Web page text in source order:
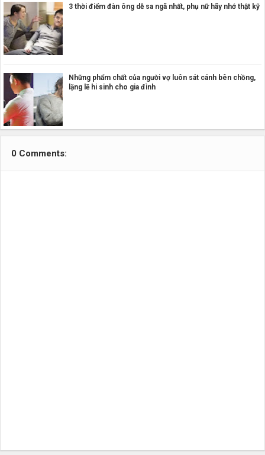
3 thời điểm đàn ông dễ sa ngã nhất, phụ nữ hãy nhớ thật kỹ
Những phẩm chất của người vợ luôn sát cánh bên chồng,
lặng lẽ hi sinh cho gia đình
0 Comments: